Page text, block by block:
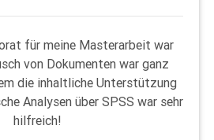
für meine Masterarbeit war
von Dokumenten war ganz
die inhaltliche Unterstützung
Analysen über SPSS war sehr
hilfreich!